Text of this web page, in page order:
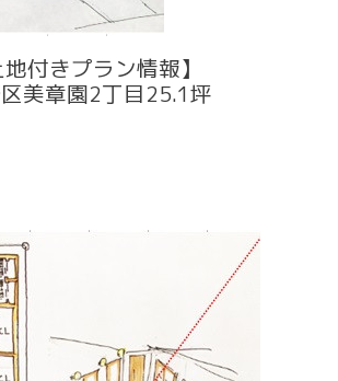
地付きプラン情報】
美章園2丁目25.1坪